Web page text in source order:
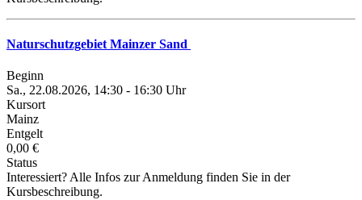
Naturschutzgebiet Mainzer Sand
Beginn
Sa., 22.08.2026, 14:30 - 16:30 Uhr
Kursort
Mainz
Entgelt
0,00 €
Status
Interessiert? Alle Infos zur Anmeldung finden Sie in der
Kursbeschreibung.